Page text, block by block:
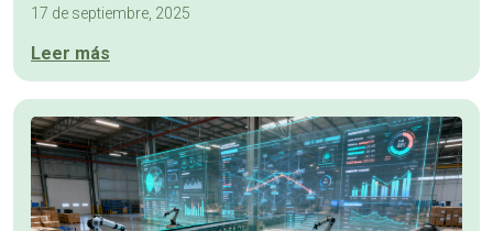
17 de septiembre, 2025
Leer más